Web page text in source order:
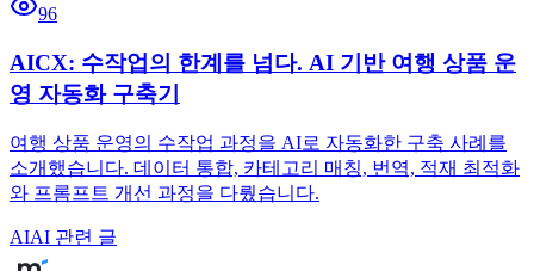
96
AICX: 수작업의 한계를 넘다. AI 기반 여행 상품 운
영 자동화 구축기
여행 상품 운영의 수작업 과정을 AI로 자동화한 구축 사례를
소개했습니다. 데이터 통합, 카테고리 매칭, 번역, 적재 최적화
와 프롬프트 개선 과정을 다뤘습니다.
AIAI 관련 글